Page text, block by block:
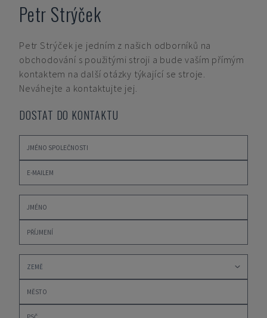
Petr Strýček
Petr Strýček je jedním z našich odborníků na
obchodování s použitými stroji a bude vaším přímým
kontaktem na další otázky týkající se stroje.
Neváhejte a kontaktujte jej.
DOSTAT DO KONTAKTU